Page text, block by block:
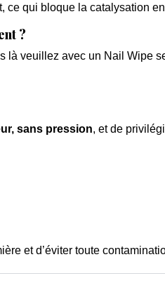
qui bloque la catalysation
?
veuillez avec un Nail Wipe
sans pression, et de
et d’éviter toute